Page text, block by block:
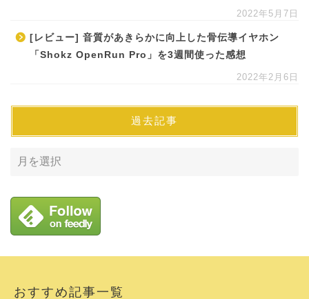
2022年5月7日
[レビュー] 音質があきらかに向上した骨伝導イヤホン
「Shokz OpenRun Pro」を3週間使った感想
2022年2月6日
過去記事
おすすめ記事一覧